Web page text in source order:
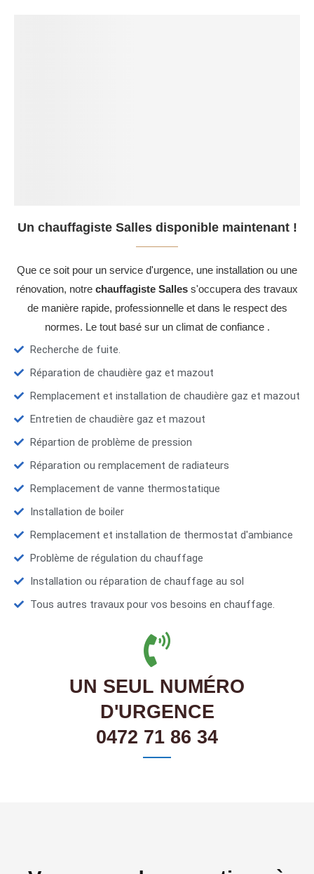
Un chauffagiste Salles disponible maintenant !
Que ce soit pour un service d'urgence, une installation ou une
rénovation, notre chauffagiste Salles s'occupera des travaux
de manière rapide, professionnelle et dans le respect des
normes. Le tout basé sur un climat de confiance .
Recherche de fuite.
Réparation de chaudière gaz et mazout
Remplacement et installation de chaudière gaz et mazout
Entretien de chaudière gaz et mazout
Répartion de problème de pression
Réparation ou remplacement de radiateurs
Remplacement de vanne thermostatique
Installation de boiler
Remplacement et installation de thermostat d'ambiance
Problème de régulation du chauffage
Installation ou réparation de chauffage au sol
Tous autres travaux pour vos besoins en chauffage.
UN SEUL NUMÉRO
D'URGENCE
0472 71 86 34